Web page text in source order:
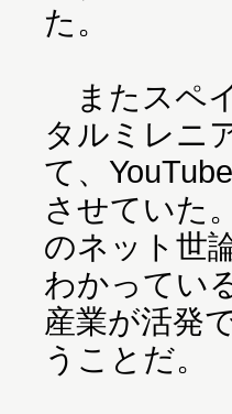
た。
またスペ
タルミレニ
て、
させていた
のネット世
わかってい
産業が活発
うことだ。